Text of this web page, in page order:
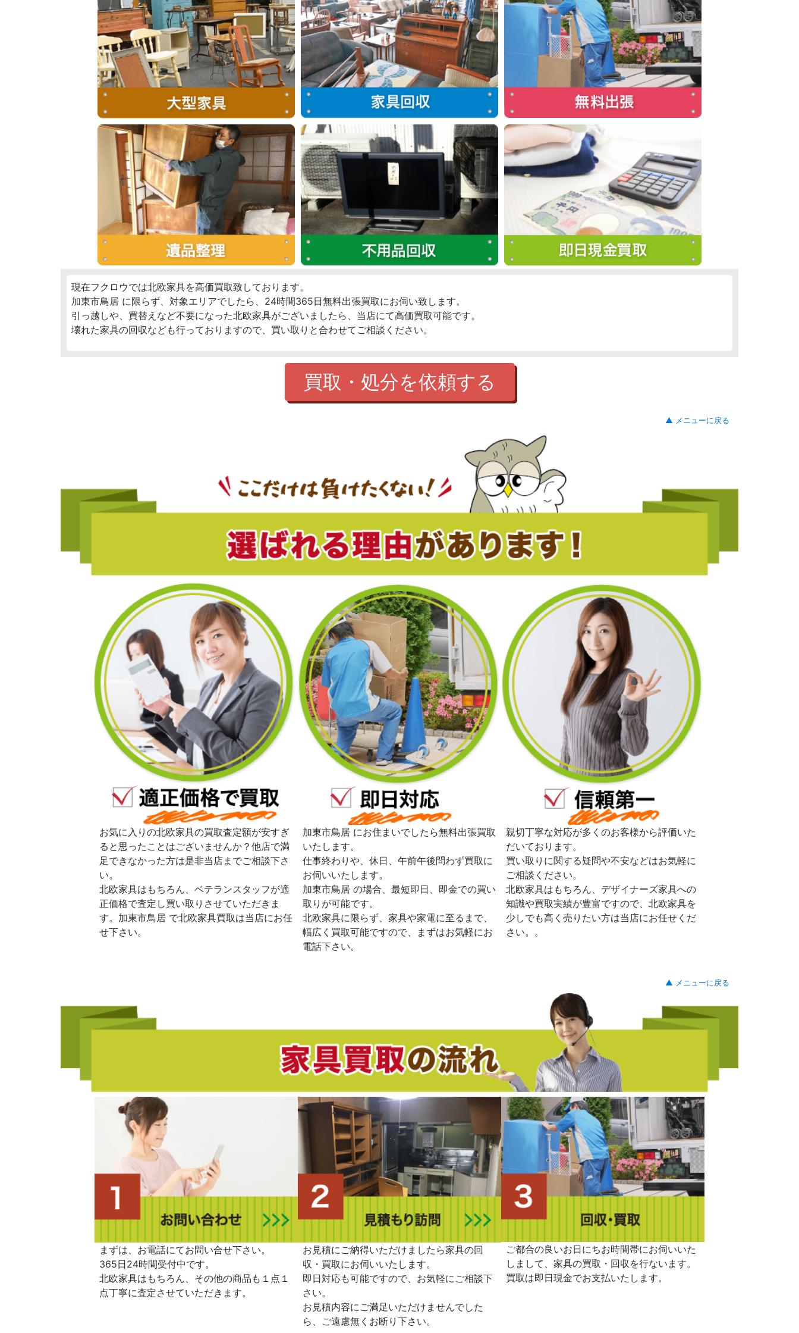
現在フクロウでは北欧家具を高価買取致しております。
加東市鳥居 に限らず、対象エリアでしたら、24時間365日無料出張買取にお伺い致します。
引っ越しや、買替えなど不要になった北欧家具がございましたら、当店にて高価買取可能です。
壊れた家具の回収なども行っておりますので、買い取りと合わせてご相談ください。
買取・処分を依頼する
▲ メニューに戻る
お気に入りの北欧家具の買取査定額が安すぎ
ると思ったことはございませんか？他店で満
足できなかった方は是非当店までご相談下さ
い。
北欧家具はもちろん、ベテランスタッフが適
正価格で査定し買い取りさせていただきま
す。加東市鳥居 で北欧家具買取は当店にお任
せ下さい。
加東市鳥居 にお住まいでしたら無料出張買取
いたします。
仕事終わりや、休日、午前午後問わず買取に
お伺いいたします。
加東市鳥居 の場合、最短即日、即金での買い
取りが可能です。
北欧家具に限らず、家具や家電に至るまで、
幅広く買取可能ですので、まずはお気軽にお
電話下さい。
親切丁寧な対応が多くのお客様から評価いた
だいております。
買い取りに関する疑問や不安などはお気軽に
ご相談ください。
北欧家具はもちろん、デザイナーズ家具への
知識や買取実績が豊富ですので、北欧家具を
少しでも高く売りたい方は当店にお任せくだ
さい。。
▲ メニューに戻る
まずは、お電話にてお問い合せ下さい。
365日24時間受付中です。
北欧家具はもちろん、その他の商品も１点１
点丁寧に査定させていただきます。
お見積にご納得いただけましたら家具の回
収・買取にお伺いいたします。
即日対応も可能ですので、お気軽にご相談下
さい。
お見積内容にご満足いただけませんでした
ら、ご遠慮無くお断り下さい。
ご都合の良いお日にちお時間帯にお伺いいた
しまして、家具の買取・回収を行ないます。
買取は即日現金でお支払いたします。